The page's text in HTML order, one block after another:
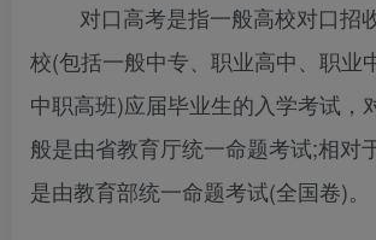
对口高考是指一般高校对口招
校(包括一般中专、职业高中、职业
中职高班)应届毕业生的入学考试，
般是由省教育厅统一命题考试;相对
是由教育部统一命题考试(全国卷)。